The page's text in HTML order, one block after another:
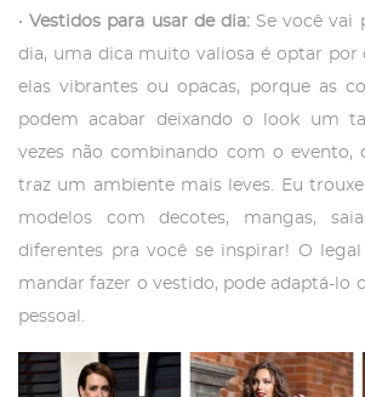
• Vestidos para usar de dia:Se você vai
dia, uma dica muito valiosa é optar por
elas vibrantes ou opacas, porque as
podem acabar deixando o look um
vezes não combinando com o evento,
traz um ambiente mais leves. Eu
modelos com decotes, mangas,
diferentes pra você se inspirar! O
mandar fazer o vestido, pode adaptá-lo
pessoal.